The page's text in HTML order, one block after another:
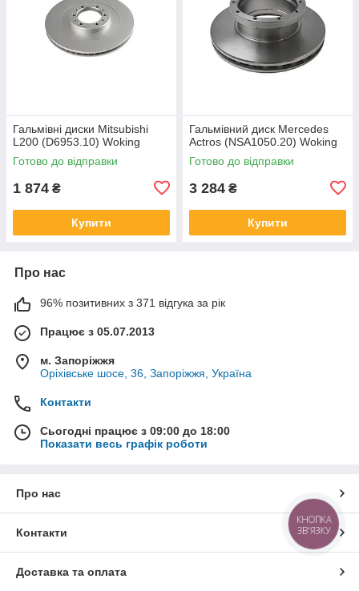
Гальмівні диски Mitsubishi
L200 (D6953.10) Woking
Готово до відправки
1 874 ₴
Купити
Гальмівний диск Mercedes
Actros (NSA1050.20) Woking
Готово до відправки
3 284 ₴
Купити
Про нас
96% позитивних з 371 відгука за рік
Працює з 05.07.2013
м. Запоріжжя
Оріхівське шосе, 36, Запоріжжя, Україна
Контакти
Сьогодні працює з 09:00 до 18:00
Показати весь графік роботи
Про нас
Контакти
Доставка та оплата
КНОПКА
ЗВ'ЯЗКУ